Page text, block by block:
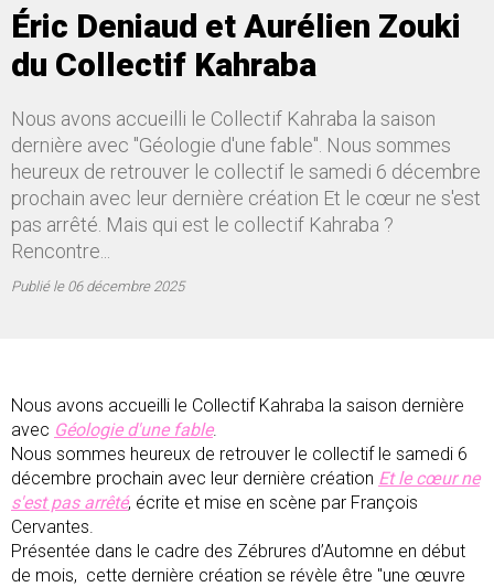
Éric Deniaud et Aurélien Zouki
du Collectif Kahraba
Nous avons accueilli le Collectif Kahraba la saison
dernière avec "Géologie d'une fable". Nous sommes
heureux de retrouver le collectif le samedi 6 décembre
prochain avec leur dernière création Et le cœur ne s'est
pas arrêté. Mais qui est le collectif Kahraba ?
Rencontre...
Publié le06 décembre 2025
Nous avons accueilli le Collectif Kahraba la saison dernière
avec Géologie d'une fable.
Nous sommes heureux de retrouver le collectif le samedi 6
décembre prochain avec leur dernière création Et le cœur ne
s'est pas arrêté, écrite et mise en scène par François
Cervantes.
Présentée dans le cadre des Zébrures d’Automne en début
de mois, cette dernière création se révèle être "une œuvre